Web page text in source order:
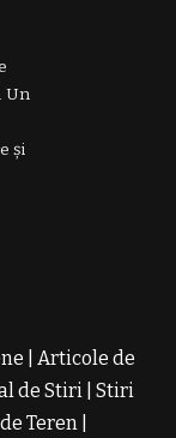
Un
și
Articole de
de Stiri Stiri
Teren